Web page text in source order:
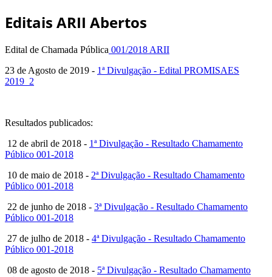
Editais ARII Abertos
Edital de Chamada Pública 001/2018 ARII
23 de Agosto de 2019 - 1ª Divulgação - Edital PROMISAES
2019_2
Resultados publicados:
12 de abril de 2018 - 1ª Divulgação - Resultado Chamamento
Público 001-2018
10 de maio de 2018 - 2ª Divulgação - Resultado Chamamento
Público 001-2018
22 de junho de 2018 - 3ª Divulgação - Resultado Chamamento
Público 001-2018
27 de julho de 2018 - 4ª Divulgação - Resultado Chamamento
Público 001-2018
08 de agosto de 2018 - 5ª Divulgação - Resultado Chamamento